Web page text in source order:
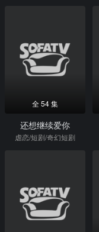
全 54 集
还想继续爱你
虐恋/短剧/奇幻短剧